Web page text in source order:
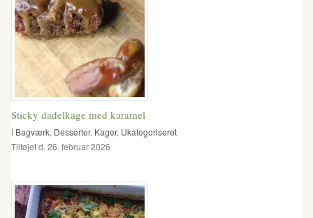
Sticky dadelkage med karamel
I Bagværk, Desserter, Kager, Ukategoriseret
Tilføjet d. 26. februar 2026